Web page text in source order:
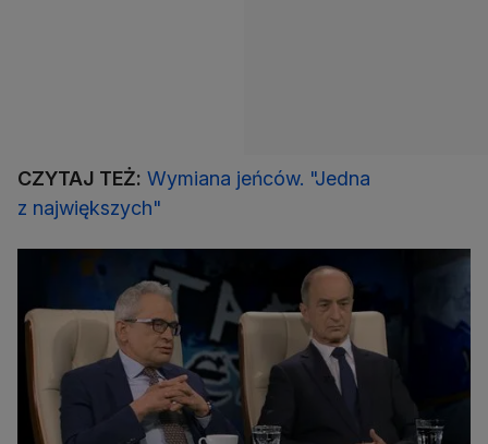
CZYTAJ TEŻ: Wymiana jeńców. "Jedna
z największych"